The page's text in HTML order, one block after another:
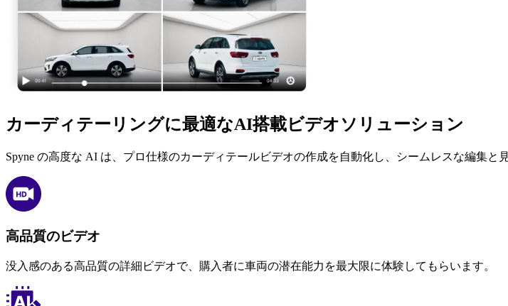
カーディテーリングに最適なAI搭載ビデオソリューション
Spyne の高度な AI は、プロ仕様のカーディテールビデオの作成を自動化し、シームレスな編集と
高品質のビデオ
没入感のある高品質の詳細ビデオで、購入者に車両の潜在能力を最大限に体験してもらいます。